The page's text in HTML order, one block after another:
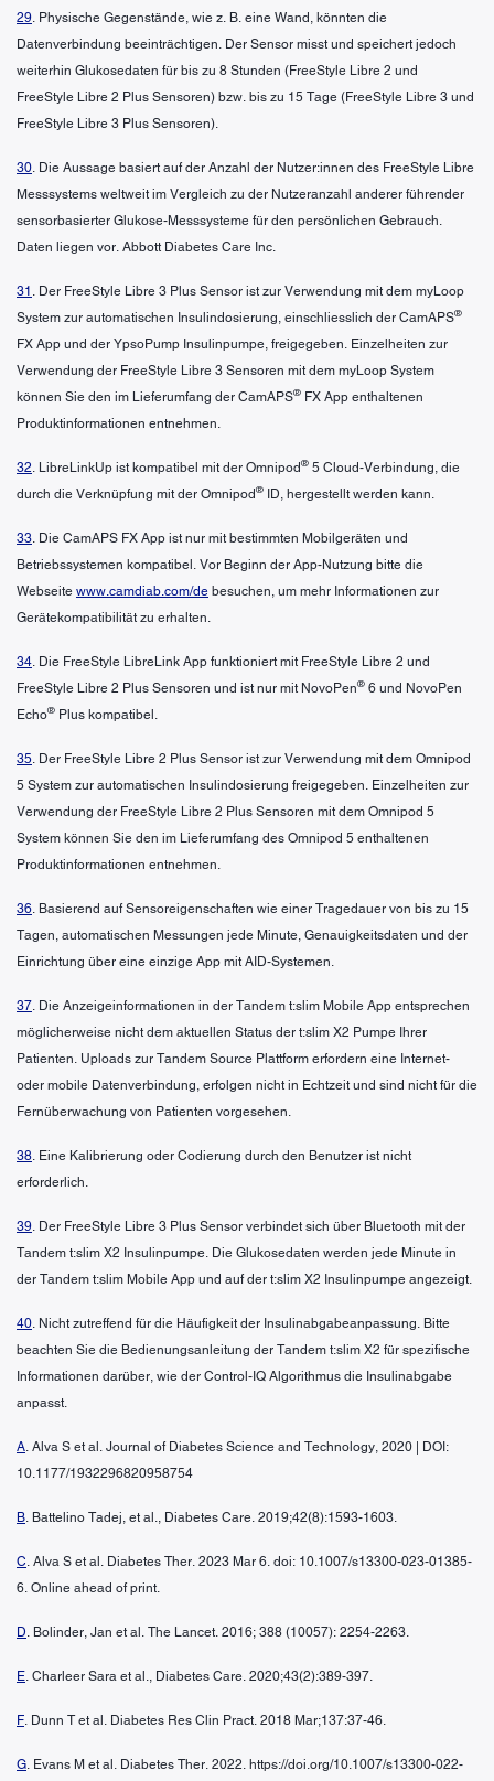
29 . Physische Gegenstände, wie z. B. eine Wand, könnten die
Datenverbindung beeinträchtigen. Der Sensor misst und speichert jedoch
weiterhin Glukosedaten für bis zu 8 Stunden (FreeStyle Libre 2 und
FreeStyle Libre 2 Plus Sensoren) bzw. bis zu 15 Tage (FreeStyle Libre 3 und
FreeStyle Libre 3 Plus Sensoren).
30 . Die Aussage basiert auf der Anzahl der Nutzer:innen des FreeStyle Libre
Messsystems weltweit im Vergleich zu der Nutzeranzahl anderer führender
sensorbasierter Glukose-Messsysteme für den persönlichen Gebrauch.
Daten liegen vor. Abbott Diabetes Care Inc.
31
. Der FreeStyle Libre 3 Plus Sensor ist zur Verwendung mit dem myLoop
System zur automatischen Insulindosierung, einschliesslich der CamAPS®
FX App und der YpsoPump Insulinpumpe, freigegeben. Einzelheiten zur
Verwendung der FreeStyle Libre 3 Sensoren mit dem myLoop System
können Sie den im Lieferumfang der CamAPS® FX App enthaltenen
Produktinformationen entnehmen.
32 . LibreLinkUp ist kompatibel mit der Omnipod® 5 Cloud-Verbindung, die
durch die Verknüpfung mit der Omnipod® ID, hergestellt werden kann.
33 . Die CamAPS FX App ist nur mit bestimmten Mobilgeräten und
Betriebssystemen kompatibel. Vor Beginn der App-Nutzung bitte die
Webseite www.camdiab.com/de besuchen, um mehr Informationen zur
Gerätekompatibilität zu erhalten.
34 . Die FreeStyle LibreLink App funktioniert mit FreeStyle Libre 2 und
FreeStyle Libre 2 Plus Sensoren und ist nur mit NovoPen® 6 und NovoPen
Echo® Plus kompatibel.
35 . Der FreeStyle Libre 2 Plus Sensor ist zur Verwendung mit dem Omnipod
5 System zur automatischen Insulindosierung freigegeben. Einzelheiten zur
Verwendung der FreeStyle Libre 2 Plus Sensoren mit dem Omnipod 5
System können Sie den im Lieferumfang des Omnipod 5 enthaltenen
Produktinformationen entnehmen.
36 . Basierend auf Sensoreigenschaften wie einer Tragedauer von bis zu 15
Tagen, automatischen Messungen jede Minute, Genauigkeitsdaten und der
Einrichtung über eine einzige App mit AID-Systemen.
37 . Die Anzeigeinformationen in der Tandem t:slim Mobile App entsprechen
möglicherweise nicht dem aktuellen Status der t:slim X2 Pumpe Ihrer
Patienten. Uploads zur Tandem Source Plattform erfordern eine Internet-
oder mobile Datenverbindung, erfolgen nicht in Echtzeit und sind nicht für die
Fernüberwachung von Patienten vorgesehen.
38 . Eine Kalibrierung oder Codierung durch den Benutzer ist nicht
erforderlich.
39 . Der FreeStyle Libre 3 Plus Sensor verbindet sich über Bluetooth mit der
Tandem t:slim X2 Insulinpumpe. Die Glukosedaten werden jede Minute in
der Tandem t:slim Mobile App und auf der t:slim X2 Insulinpumpe angezeigt.
40 . Nicht zutreffend für die Häufigkeit der Insulinabgabeanpassung. Bitte
beachten Sie die Bedienungsanleitung der Tandem t:slim X2 für spezifische
Informationen darüber, wie der Control-IQ Algorithmus die Insulinabgabe
anpasst.
A . Alva S et al. Journal of Diabetes Science and Technology, 2020 | DOI:
10.1177/1932296820958754
B . Battelino Tadej, et al., Diabetes Care. 2019;42(8):1593-1603.
C . Alva S et al. Diabetes Ther. 2023 Mar 6. doi: 10.1007/s13300-023-01385-
6. Online ahead of print.
D . Bolinder, Jan et al. The Lancet. 2016; 388 (10057): 2254-2263.
E . Charleer Sara et al., Diabetes Care. 2020;43(2):389-397.
F . Dunn T et al. Diabetes Res Clin Pract. 2018 Mar;137:37-46.
G . Evans M et al. Diabetes Ther. 2022. https://doi.org/10.1007/s13300-022-